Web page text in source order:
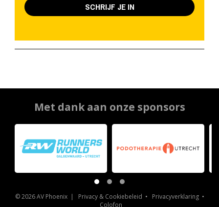
SCHRIJF JE IN
Met dank aan onze sponsors
© 2026 AV Phoenix | Privacy & Cookiebeleid • Privacyverklaring•
Colofon